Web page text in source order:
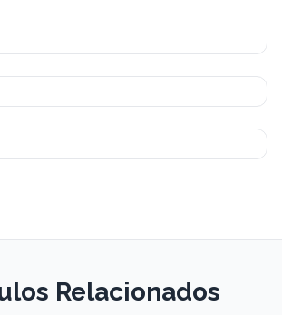
Relacionados